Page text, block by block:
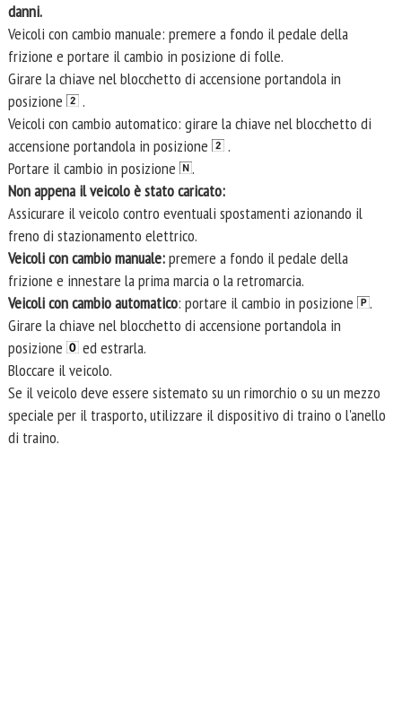
danni.
Veicoli con cambio manuale: premere a fondo il pedale della
frizione e portare il cambio in posizione di folle.
Girare la chiave nel blocchetto di accensione portandola in
posizione
.
Veicoli con cambio automatico: girare la chiave nel blocchetto di
accensione portandola in posizione
.
Portare il cambio in posizione
.
Non appena il veicolo è stato caricato:
Assicurare il veicolo contro eventuali spostamenti azionando il
freno di stazionamento elettrico.
Veicoli con cambio manuale:premere a fondo il pedale della
frizione e innestare la prima marcia o la retromarcia.
Veicoli con cambio automatico: portare il cambio in posizione
.
Girare la chiave nel blocchetto di accensione portandola in
posizione
ed estrarla.
Bloccare il veicolo.
Se il veicolo deve essere sistemato su un rimorchio o su un mezzo
speciale per il trasporto, utilizzare il dispositivo di traino o l'anello
di traino.